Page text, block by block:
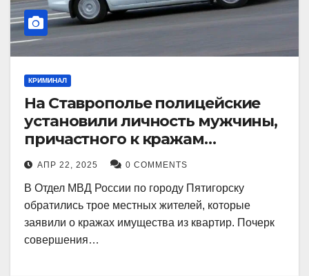
КРИМИНАЛ
На Ставрополье полицейские
установили личность мужчины,
причастного к кражам
имущества из квартир в
Пятигорске
АПР 22, 2025 0 COMMENTS
В Отдел МВД России по городу Пятигорску
обратились трое местных жителей, которые
заявили о кражах имущества из квартир. Почерк
совершения…